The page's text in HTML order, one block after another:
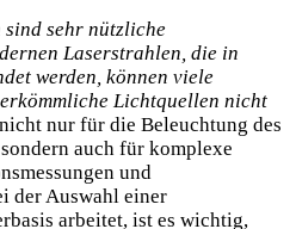
sehr​ nützliche
Laserstrahlen, die in
⁢werden,‌ können viele
Lichtquellen nicht
nur für die⁢ Beleuchtung des
auch⁣ für ⁤komplexe
und
der⁤ Auswahl einer
arbeitet, ist es wichtig,